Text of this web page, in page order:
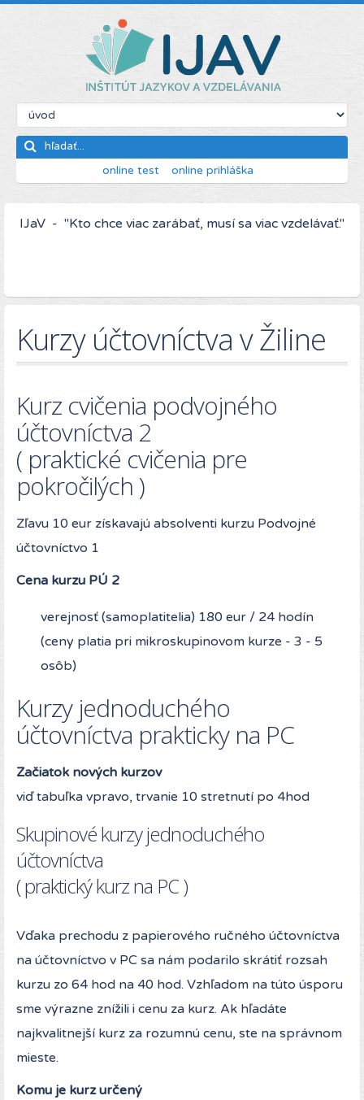
online test online prihláška
IJaV - "Kto chce viac zarábať, musí sa viac vzdelávať."
Kurzy účtovníctva v Žiline
Kurz cvičenia podvojného
účtovníctva 2
( praktické cvičenia pre
pokročilých )
Zľavu 10 eur získavajú absolventi kurzu Podvojné
účtovníctvo 1
Cena kurzu PÚ 2
verejnosť (samoplatitelia) 180 eur / 24 hodín
(ceny platia pri mikroskupinovom kurze - 3 - 5
osôb)
Kurzy jednoduchého
účtovníctva prakticky na PC
Začiatok nových kurzov
viď tabuľka vpravo, trvanie 10 stretnutí po 4hod
Skupinové kurzy jednoduchého
účtovníctva
( praktický kurz na PC )
Vďaka prechodu z papierového ručného účtovníctva
na účtovníctvo v PC sa nám podarilo skrátiť rozsah
kurzu zo 64 hod na 40 hod. Vzhľadom na túto úsporu
sme výrazne znížili i cenu za kurz. Ak hľadáte
najkvalitnejší kurz za rozumnú cenu, ste na správnom
mieste.
Komu je kurz určený